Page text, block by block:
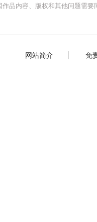
品内容、版权和其他问题需
网站简介 免